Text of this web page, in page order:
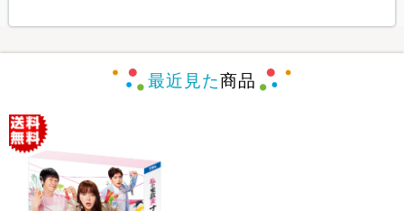
最近見た商品